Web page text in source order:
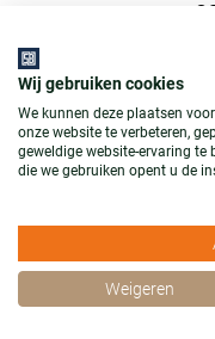
Wij gebruiken cookies
We kunnen deze plaatsen
onze website te verbeteren,
geweldige website-ervaring te
die we gebruiken opent u de
Weigeren